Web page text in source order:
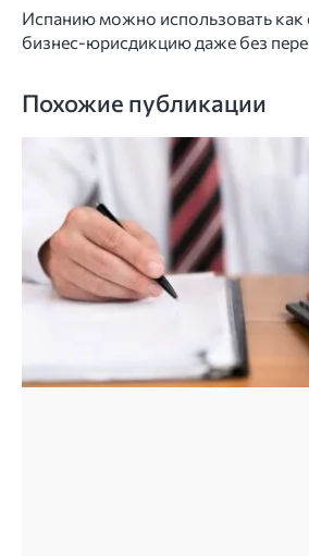
Испанию можно использовать как
бизнес-юрисдикцию даже без
Похожие публикации